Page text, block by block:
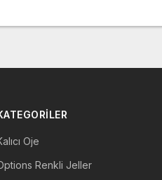
Oje
Renkli Jeller